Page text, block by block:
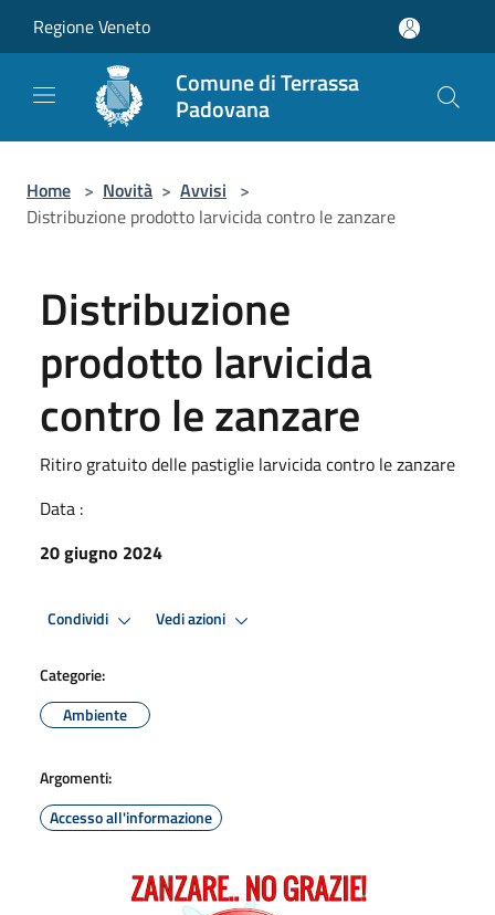
Regione Veneto
Comune di Terrassa
Padovana
Home > Novità > Avvisi >
Distribuzione prodotto larvicida contro le zanzare
Distribuzione
prodotto larvicida
contro le zanzare
Ritiro gratuito delle pastiglie larvicida contro le zanzare
Data :
20 giugno 2024
Condividi Vedi azioni
Categorie:
Ambiente
Argomenti:
Accesso all'informazione